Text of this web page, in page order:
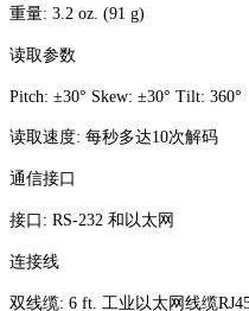
重量: 3.2 oz. (91 g)
读取参数
Pitch: ±30° Skew: ±30° Tilt: 360°
读取速度: 每秒多达10次解码
通信接口
接口: RS-232 和以太网
连接线
双线缆: 6 ft. 工业以太网线缆